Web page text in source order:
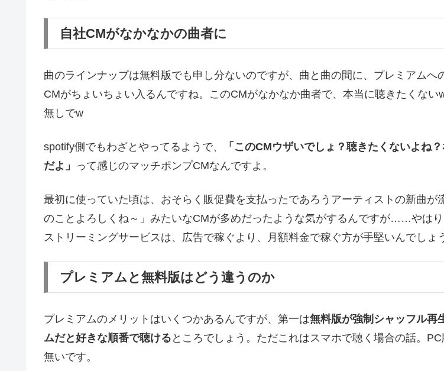
自社CMがなかなかの曲者に
曲のラインナップは無料版でも申し分ないのですが、曲と曲の間に、プレミアムへ
CMがちょいちょい入るんですね。このCMがなかなか曲者で、本当に聴きたくな
無しでw
spotify側でもわざとやってるようで、
「このCMウザいでしょ？聴きたくないよね
だよ」 って感じのマッチポンプCMなんですよ。
最初に使っていた頃は、おそらく販促費を支払ったであろうアーティストの新曲が
のことよろしくね～」みたいなCMが多めだったような気がするんですが……やは
ストリーミングサービスは、広告で稼ぐより、月額料金で稼ぐ方が手堅いんでしょ
プレミアムと無料版はどう違うのか
プレミアムのメリットはいくつかあるんですが、第一は無料版が強制シャッフル再
ムだと好きな順番で聴ける ところでしょう。ただこれはスマホで聴く場合の話。
無いです。